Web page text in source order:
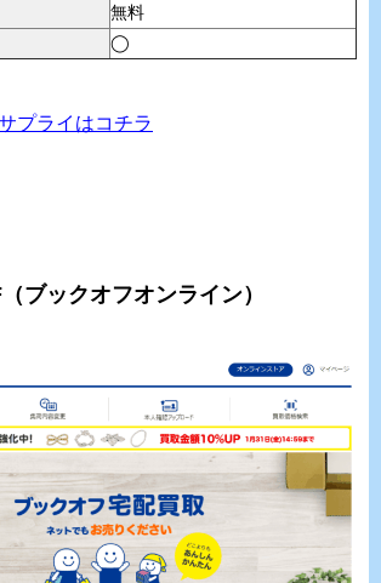
無料
◯
プライはコチラ
ブックオフオンライン）